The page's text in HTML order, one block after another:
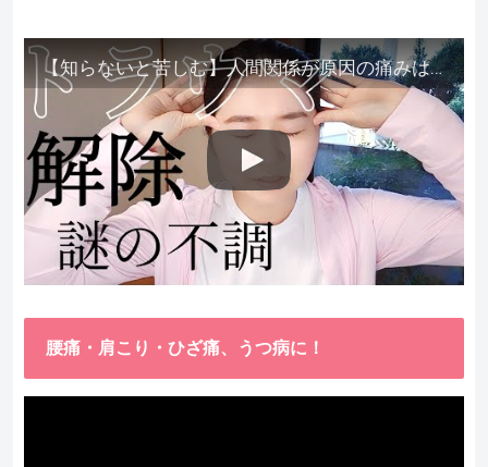
【知らないと苦しむ】人間関係が原因の痛みはトラウマ解除が必須。病院に行っても原因不明で治らない不調はこれをしてからケアしてみてください。
腰痛・肩こり・ひざ痛、うつ病に！